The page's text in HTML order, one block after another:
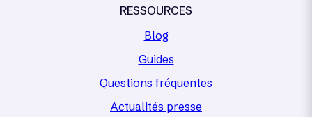
RESSOURCES
Blog
Guides
Questions fréquentes
Actualités presse